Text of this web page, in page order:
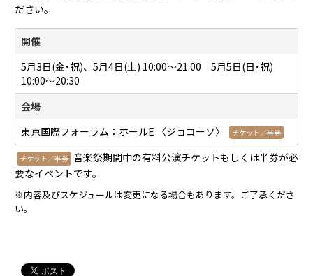
ださい。
開催
5月3日(金･祝)、5月4日(土) 10:00〜21:00 5月5日(日･祝)
10:00～20:30
会場
東京国際フォーラム：ホールE 〈ジョコーソ〉
チケット／半券
チケット／半券 音楽祭期間中の有料公演チケットもしくは半券が必
要なイベントです。
※内容及びスケジュールは変更になる場合もあります。ご了承くださ
い。